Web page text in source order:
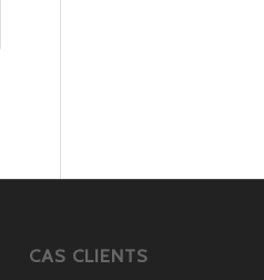
CAS CLIENTS